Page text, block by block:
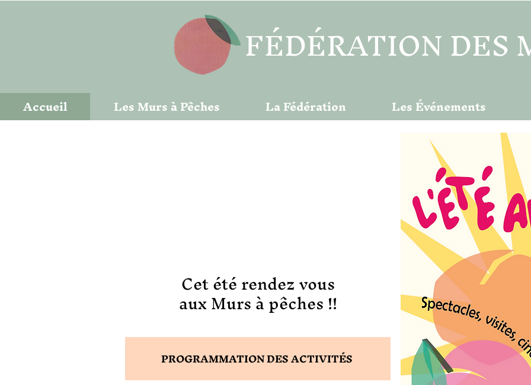
FÉDÉRATION DES
Accueil Les Murs à Pêches La Fédération Les Événements
Cet été rendez vous
aux Murs à pêches !!
PROGRAMMATION DES ACTIVITÉS